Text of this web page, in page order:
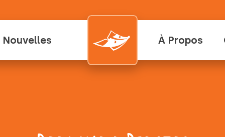
Nouvelles À Propos